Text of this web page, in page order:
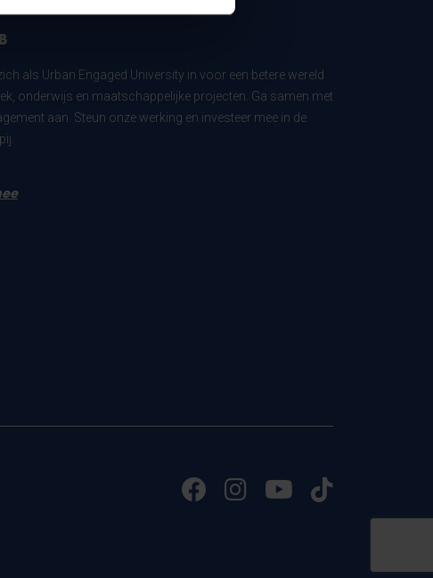
als Urban Engaged University in voor een betere wereld
onderwijs en maatschappelijke projecten. Ga samen met
aan. Steun onze werking en investeer mee in de